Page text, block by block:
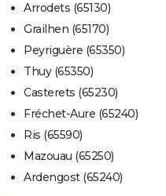
Arrodets (65130)
Grailhen (65170)
Peyriguère (65350)
Thuy (65350)
Casterets (65230)
Fréchet-Aure (65240)
Ris (65590)
Mazouau (65250)
Ardengost (65240)